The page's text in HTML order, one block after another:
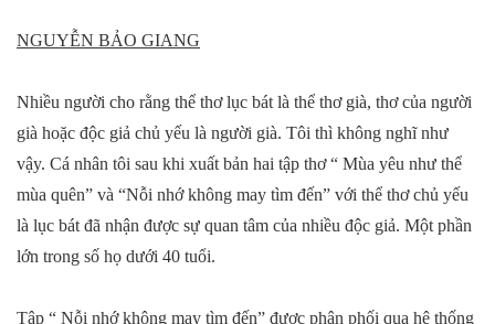
NGUYỄN BẢO GIANG
Nhiều người cho rằng thể thơ lục bát là thể thơ già, thơ của người
già hoặc độc giả chủ yếu là người già. Tôi thì không nghĩ như
vậy. Cá nhân tôi sau khi xuất bản hai tập thơ “ Mùa yêu như thể
mùa quên” và “Nỗi nhớ không may tìm đến” với thể thơ chủ yếu
là lục bát đã nhận được sự quan tâm của nhiều độc giả. Một phần
lớn trong số họ dưới 40 tuổi.
Tập “ Nỗi nhớ không may tìm đến” được phân phối qua hệ thống